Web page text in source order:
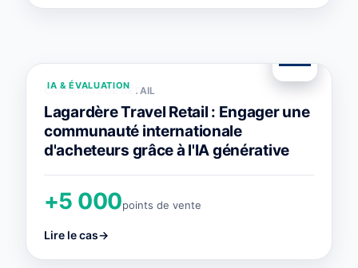
IA & ÉVALUATION
COMMERCE DE DÉTAIL
Lagardère Travel Retail : Engager une
communauté internationale
d'acheteurs grâce à l'IA générative
+5 000points de vente
Lire le cas→